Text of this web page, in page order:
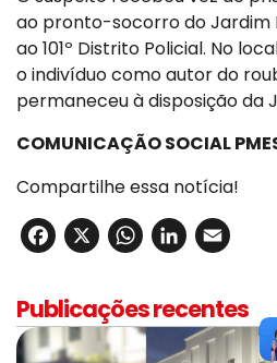
ao pronto-socorro do Jardim
ao 101º Distrito Policial. No
o indivíduo como autor do
permaneceu à disposição da
COMUNICAÇÃO SOCIAL
Compartilhe essa notícia!
Facebook
X
Publicações recentes